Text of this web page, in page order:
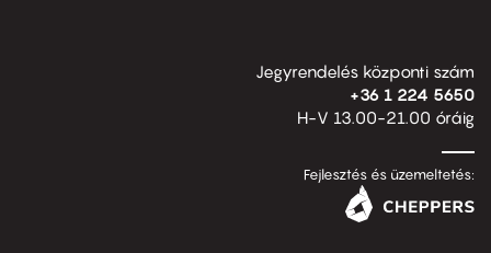
Jegyrendelés központi szám
+36 1 224 5650
H-V 13.00-21.00 óráig
Fejlesztés és üzemeltetés: